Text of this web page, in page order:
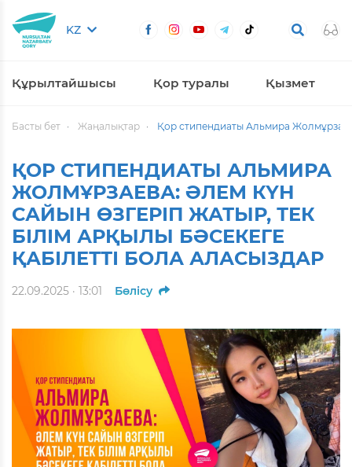
KZ
Құрылтайшысы Қор туралы Қызмет
Басты бет Жаңалықтар Қор стипендиаты Альмира
ҚОР СТИПЕНДИАТЫ АЛЬМИРА
ЖОЛМҰРЗАЕВА: ӘЛЕМ КҮН
САЙЫН ӨЗГЕРІП ЖАТЫР, ТЕК
БІЛІМ АРҚЫЛЫ БӘСЕКЕГЕ
ҚАБІЛЕТТІ БОЛА АЛАСЫЗДАР
22.09.2025 · 13:01 Бөлісу